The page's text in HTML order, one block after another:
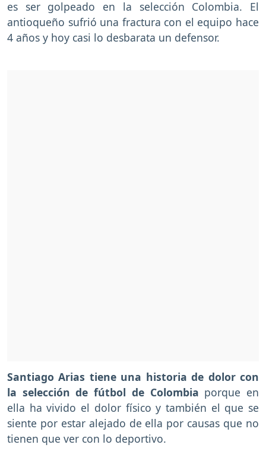
es ser golpeado en la selección Colombia. El
antioqueño sufrió una fractura con el equipo hace
4 años y hoy casi lo desbarata un defensor.
Santiago Arias tiene una historia de dolor con
la selección de fútbol de Colombia porque en
ella ha vivido el dolor físico y también el que se
siente por estar alejado de ella por causas que no
tienen que ver con lo deportivo.